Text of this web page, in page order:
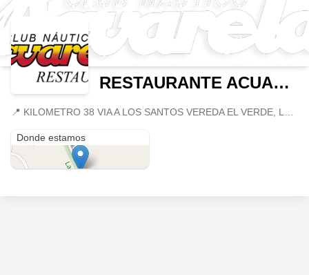
RESTAURANTE ACUARELA
📍
Donde estamos